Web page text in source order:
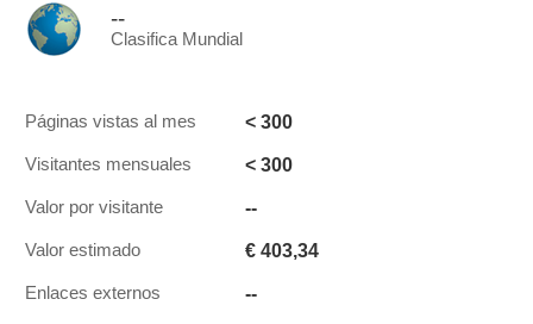
--
Clasifica Mundial
Páginas vistas al mes < 300
Visitantes mensuales < 300
Valor por visitante --
Valor estimado € 403,34
Enlaces externos --